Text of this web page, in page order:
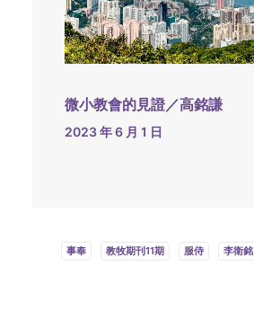
微小教會的見證／高銘謙
2023 年 6 月 1 日
事奉 教牧期刊11期 服侍 李衛銘